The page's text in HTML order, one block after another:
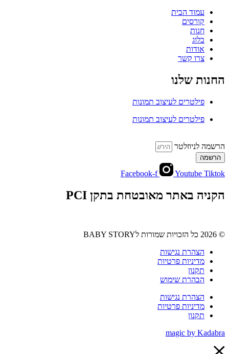
עמוד הבית
קורסים
חנות
בלוג
אודות
צרו קשר
החנות שלנו
פילטרים לעיצוב תמונות
פילטרים לעיצוב תמונות
הרשמה לניוזלטר
הרשמה
Facebook-f Youtube Tiktok
הקניה באתר מאובטחת בתקן PCI
© 2026 כל הזכויות שמורות לBABY STORY
הצהרת נגישות
מדיניות פרטיות
תקנון
הבהרת שימוש
הצהרת נגישות
מדיניות פרטיות
תקנון
magic by Kadabra